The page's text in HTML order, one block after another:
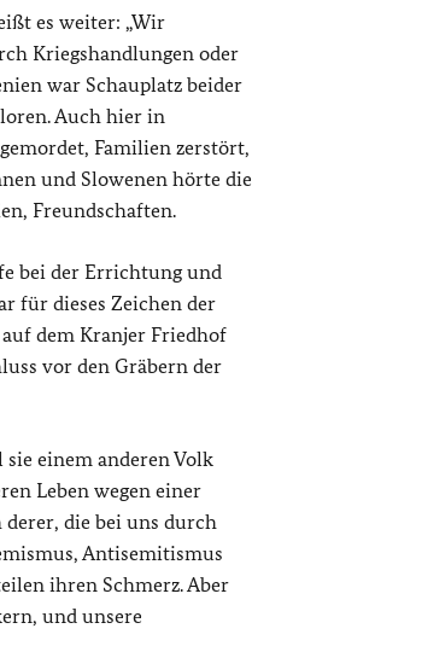
es weiter: „Wir
Kriegshandlungen oder
war Schauplatz beider
Auch hier in
Familien zerstört,
und Slowenen hörte die
Freundschaften.
bei der Errichtung und
für dieses Zeichen der
dem Kranjer Friedhof
vor den Gräbern der
einem anderen Volk
Leben wegen einer
die bei uns durch
Antisemitismus
ihren Schmerz. Aber
und unsere